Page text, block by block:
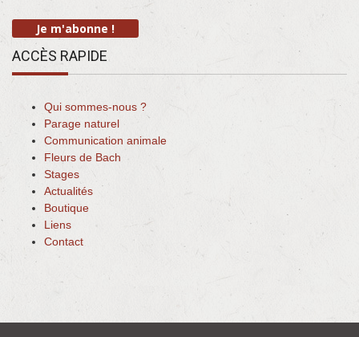
ACCÈS RAPIDE
Qui sommes-nous ?
Parage naturel
Communication animale
Fleurs de Bach
Stages
Actualités
Boutique
Liens
Contact